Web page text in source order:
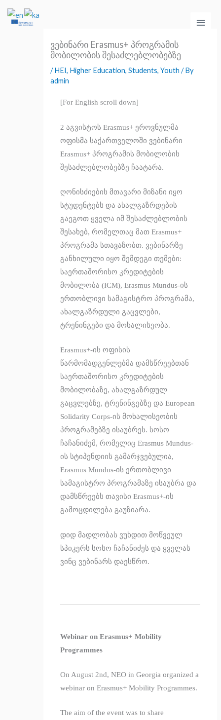
ვებინარი Erasmus+ პროგრამის
მობილობის შესაძლებლობებზე
/HEI, Higher Education,Students,Youth / By
admin
[For English scroll down]
2 აგვისტოს Erasmus+ ეროვნულმა
ოფისმა საქართველოში ვებინარი
Erasmus+ პროგრამის მობილობის
შესაძლებლობებზე ჩაატარა.
ღონისძიების მთავარი მიზანი იყო
სტუდენტებს და ახალგაზრდების
გაეგოთ ყველა იმ შესაძლებლობის
შესახებ, რომელთაც მათ Erasmus+
პროგრამა სთავაზობთ. ვებინარზე
განხილული იყო შემდეგი თემები:
საერთაშორისო კრედიტების
მობილობა (ICM), Erasmus Mundus-ის
ერთობლივი სამაგისტრო პროგრამა,
ახალგაზრდული გაცვლები,
ტრენინგები და მოხალისეობა.
Erasmus+-ის ოფისის
წარმომადგენლებმა დამსწრეებთან
საერთაშორისო კრედიტების
მობილობაზე, ახალგაზრდულ
გაცვლებზე, ტრენინგებზე და European
Solidarity Corps-ის მოხალისეობის
პროგრამებზე ისაუბრეს. სოსო
ჩაჩანიძემ, რომელიც Erasmus Mundus-
ის სტიპენდიის გამარჯვებულია,
Erasmus Mundus-ის ერთობლივი
სამაგისტრო პროგრამაზე ისაუბრა და
დამსწრეებს თავისი Erasmus+-ის
გამოცდილება გაუზიარა.
დიდ მადლობას ვუხდით მოწვეულ
სპიკერს სოსო ჩაჩანიძეს და ყველას
ვინც ვებინარს დაესწრო.
Webinar on Erasmus+ Mobility
Programmes
On August 2nd, NEO in Georgia organized a
webinar on Erasmus+ Mobility Programmes.
The aim of the event was to share